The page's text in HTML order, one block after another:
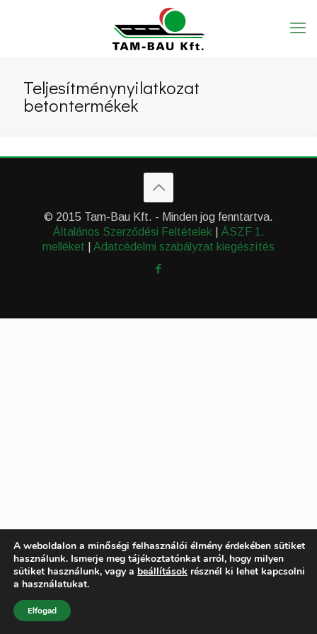
Teljesítménynyilatkozat
betontermékek
© 2015 Tam-Bau Kft. - Minden jog fenntartva.
Általános Szerződési Feltételek
ÁSZF 1.
melléket
Adatcédelmi szabályzat kiegészítés
A weboldalon a minőségi felhasználói élmény érdekében sütiket
használunk. Ismerje meg tájékoztatónkat arról, hogy milyen
sütiket használunk, vagy a beállítások résznél ki lehet kapcsolni
a használatukat.
Elfogad